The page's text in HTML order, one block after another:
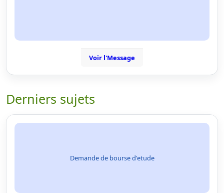
Voir l'Message
Derniers sujets
Demande de bourse d'etude